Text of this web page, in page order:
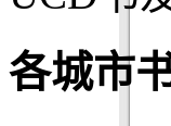
各城市